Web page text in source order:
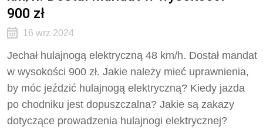
900 zł
16 wrz 2024
Jechał hulajnogą elektryczną 48 km/h. Dostał mandat
w wysokości 900 zł. Jakie należy mieć uprawnienia,
by móc jeździć hulajnogą elektryczną? Kiedy jazda
po chodniku jest dopuszczalna? Jakie są zakazy
dotyczące prowadzenia hulajnogi elektrycznej?